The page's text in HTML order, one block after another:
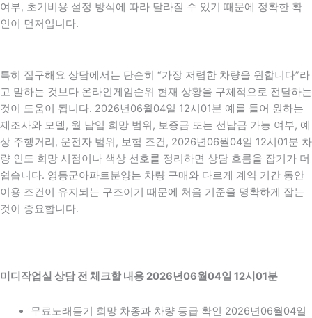
여부, 초기비용 설정 방식에 따라 달라질 수 있기 때문에 정확한 확
인이 먼저입니다.
특히 집구해요 상담에서는 단순히 “가장 저렴한 차량을 원합니다”라
고 말하는 것보다 온라인게임순위 현재 상황을 구체적으로 전달하는
것이 도움이 됩니다. 2026년06월04일 12시01분 예를 들어 원하는
제조사와 모델, 월 납입 희망 범위, 보증금 또는 선납금 가능 여부, 예
상 주행거리, 운전자 범위, 보험 조건, 2026년06월04일 12시01분 차
량 인도 희망 시점이나 색상 선호를 정리하면 상담 흐름을 잡기가 더
쉽습니다. 영동군아파트분양는 차량 구매와 다르게 계약 기간 동안
이용 조건이 유지되는 구조이기 때문에 처음 기준을 명확하게 잡는
것이 중요합니다.
미디작업실 상담 전 체크할 내용 2026년06월04일 12시01분
무료노래듣기 희망 차종과 차량 등급 확인 2026년06월04일